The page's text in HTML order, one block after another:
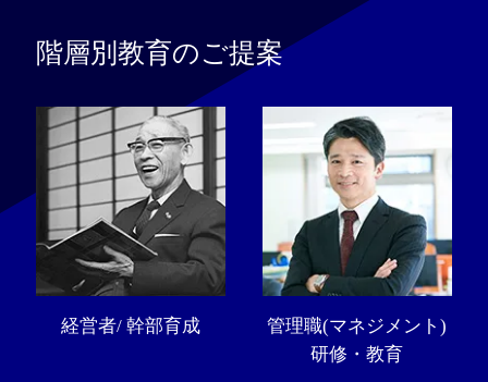
階層別教育のご提案
経営者/ 幹部育成
管理職(マネジメント)
研修・教育